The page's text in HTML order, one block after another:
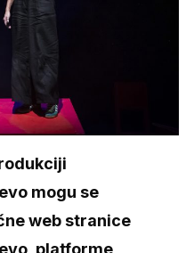
mogu se
web stranice
platforme